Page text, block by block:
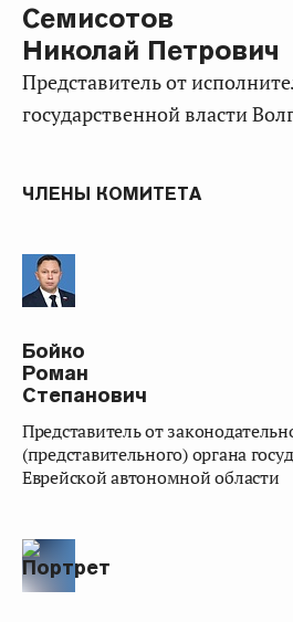
Семисотов
Николай Петрович
представитель от исполнительного органа
государственной власти
ЧЛЕНЫ КОМИТЕТА
Бойко
Роман
Степанович
представитель от законодательного
(представительного) органа
Еврейской автономной области